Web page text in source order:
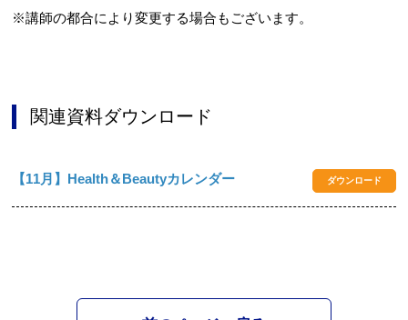
※講師の都合により変更する場合もございます。
関連資料ダウンロード
【11月】Health＆Beautyカレンダー ダウンロード